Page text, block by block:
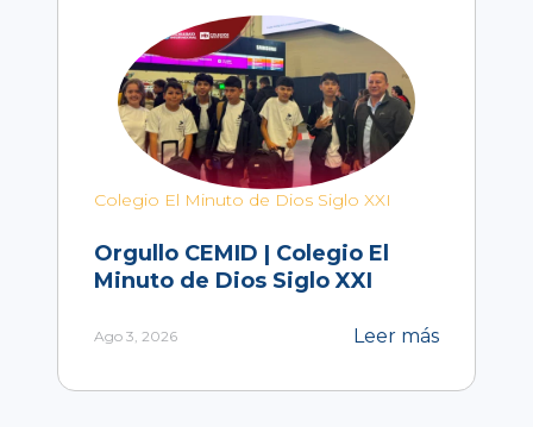
Colegio El Minuto de Dios Siglo XXI
Orgullo CEMID | Colegio El
Minuto de Dios Siglo XXI
Ago 3, 2026 Leer más